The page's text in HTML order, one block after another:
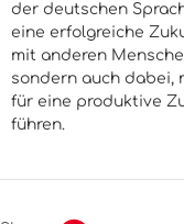
der deutschen
eine erfolgreiche
mit anderen
sondern auch dabei,
für eine produktive
führen.